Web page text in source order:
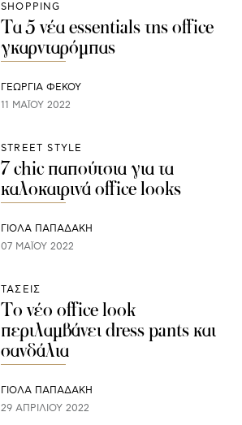
SHOPPING
Τα 5 νέα essentials της office
γκαρνταρόμπας
ΓΕΩΡΓΙΑ ΦΕΚΟΥ
11 ΜΑΪ́ΟΥ 2022
STREET STYLE
7 chic παπούτσια για τα
καλοκαιρινά office looks
ΓΙΌΛΑ ΠΑΠΑΔΆΚΗ
07 ΜΑΪ́ΟΥ 2022
ΤΑΣΕΙΣ
Το νέο office look
περιλαμβάνει dress pants και
σανδάλια
ΓΙΌΛΑ ΠΑΠΑΔΆΚΗ
29 ΑΠΡΙΛΊΟΥ 2022